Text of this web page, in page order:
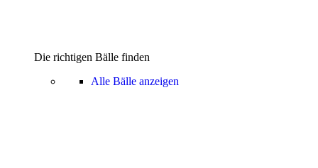
Die richtigen Bälle finden
Alle Bälle anzeigen